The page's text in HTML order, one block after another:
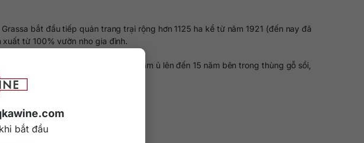
bắt đầu
bắt đầu tiếp quản trang trại rộng hơn 1125 ha kể từ năm 1921 (đến nay đã
từ 100% vườn nho gia đình.
và 40% Baco cùng thời gian ngâm ủ lên đến 15 năm bên trong thùng gỗ sồi,
gian.